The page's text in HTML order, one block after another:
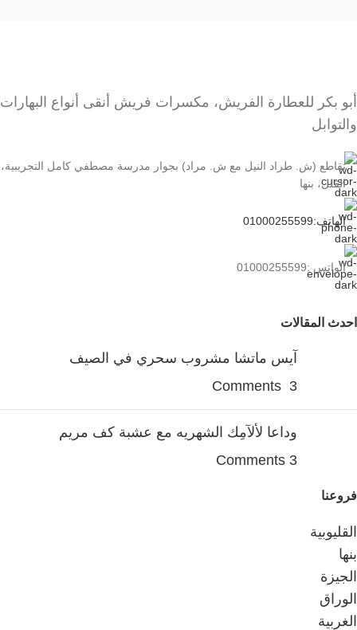
أبو بكر للعطارة الفريش، مكسرات فريش أنقى أنواع البهارات
والتوابل
تقاطع (ش. طراد النيل مع ش. مراد) بجوار مدرسة مصطفي كامل التجريبية،
الڤلل، بنها
الهاتف:01000255599
الواتس :01000255599
احدث المقالات
آيس ماتشا مشروب سحري في الصيف
3 Comments
وداعا لألآمِك الشهريه مع عشبة كف مريم
3 Comments
فروعنا
القليوبية
بنها
الجيزة
الوراق
الغربية